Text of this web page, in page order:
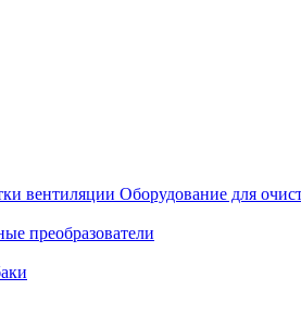
Оборудование для
преобразователи